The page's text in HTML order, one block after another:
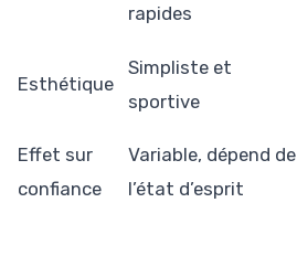
rapides
Esthétique
Simpliste et
sportive
Effet sur
confiance
Variable, dépend de
l’état d’esprit